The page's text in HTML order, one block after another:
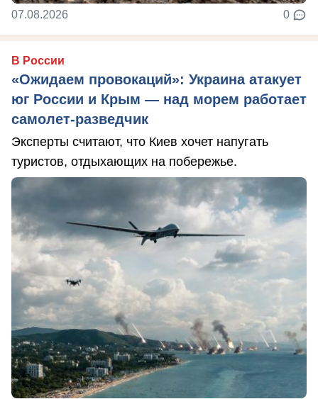
07.08.2026 0
В России
«Ожидаем провокаций»: Украина атакует
юг России и Крым — над морем работает
самолет-разведчик
Эксперты считают, что Киев хочет напугать
туристов, отдыхающих на побережье.